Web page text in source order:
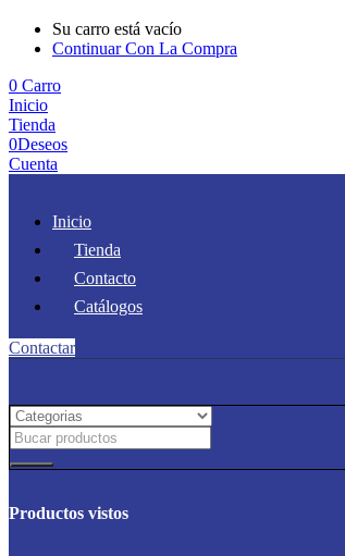
Su carro está vacío
Continuar Con La Compra
0 Carro
Inicio
Tienda
0Deseos
Cuenta
Inicio
Tienda
Contacto
Catálogos
Contactar
Productos vistos